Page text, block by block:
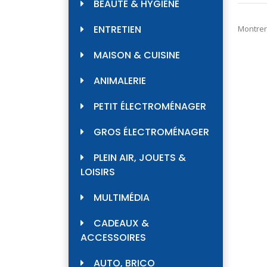
BEAUTÉ & HYGIÈNE
ENTRETIEN
MAISON & CUISINE
ANIMALERIE
PETIT ÉLECTROMÉNAGER
GROS ÉLECTROMÉNAGER
PLEIN AIR, JOUETS &
LOISIRS
MULTIMÉDIA
CADEAUX &
ACCESSOIRES
AUTO, BRICO